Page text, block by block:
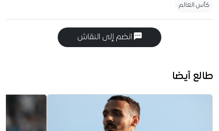
كأس العالم
انضم إلى النقاش
طالع أيضا